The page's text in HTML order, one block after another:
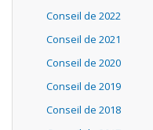
Conseil de 2022
Conseil de 2021
Conseil de 2020
Conseil de 2019
Conseil de 2018